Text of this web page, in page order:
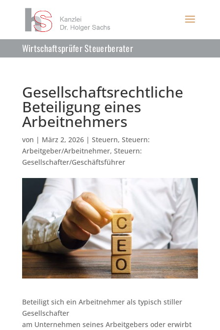
Wirtschaftsprüfer Steuerberater
Gesellschaftsrechtliche
Beteiligung eines
Arbeitnehmers
von | März 2, 2026| Steuern, Steuern:
Arbeitgeber/Arbeitnehmer, Steuern:
Gesellschafter/Geschäftsführer
Beteiligt sich ein Arbeitnehmer als typisch stiller
Gesellschafter
am Unternehmen seines Arbeitgebers oder erwirbt